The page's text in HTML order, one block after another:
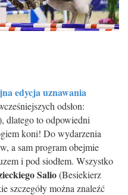
edycja uznawania
odsłon:
dlatego to odpowiedni
koni! Do wydarzenia
a sam program obejmie
i pod siodłem. Wszystko
Salio(Besiekierz
szczegóły można znaleźć